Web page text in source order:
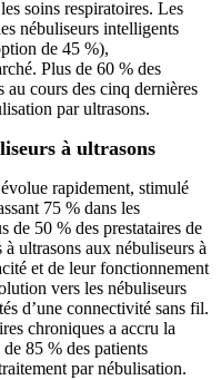
soins respiratoires. Les
nébuliseurs intelligents
de 45 %),
Plus de 60 % des
au cours des cinq dernières
par ultrasons.
à ultrasons
rapidement, stimulé
75 % dans les
de 50 % des prestataires de
ultrasons aux nébuliseurs à
et de leur fonctionnement
vers les nébuliseurs
d’une connectivité sans fil.
chroniques a accru la
85 % des patients
par nébulisation.